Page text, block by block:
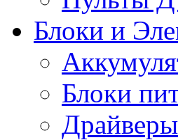
Блоки и
Блоки